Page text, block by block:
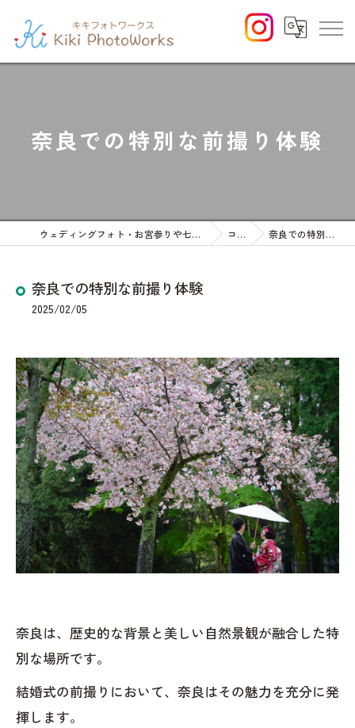
奈良での特別な前撮り体験
ウェディングフォト・お宮参りや七五三等のファミリーフォト コラム 奈良での特別な前撮り体験
奈良での特別な前撮り体験
2025/02/05
奈良は、歴史的な背景と美しい自然景観が融合した特
別な場所です。
結婚式の前撮りにおいて、奈良はその魅力を充分に発
揮します。